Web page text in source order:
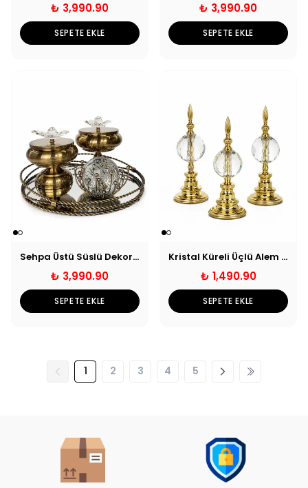
₺ 3,990.90
SEPETE EKLE
₺ 3,990.90
SEPETE EKLE
Sehpa Üstü Süslü Dekoratif Tepsi Seti - Eskitme
₺ 3,990.90
SEPETE EKLE
Kristal Küreli Üçlü Alem Seti - Gold
₺ 1,490.90
SEPETE EKLE
1 2 3 4 5